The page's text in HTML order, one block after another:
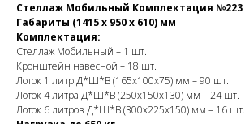
Стеллаж Мобильный Комплектация №223
Габариты (1415 х 950 х 610) мм
Комплектация:
Стеллаж Мобильный – 1 шт.
Кронштейн навесной – 18 шт.
Лоток 1 литр Д*Ш*В (165х100х75) мм – 90 шт.
Лоток 4 литра Д*Ш*В (250х150х130) мм – 24 шт.
Лоток 6 литров Д*Ш*В (300х225х150) мм – 16 шт.